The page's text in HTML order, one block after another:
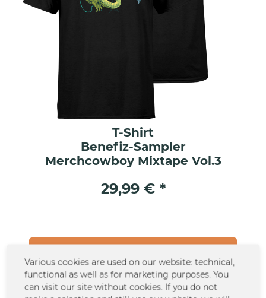
ODER HIER DIREKT SPENDEN
T-Shirt
Benefiz-Sampler
Merchcowboy Mixtape Vol.3
29,99 € *
Various cookies are used on our website: technical,
functional as well as for marketing purposes. You
can visit our site without cookies. If you do not